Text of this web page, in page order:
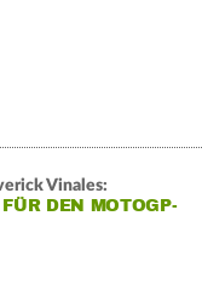
Vinales:
DEN MOTOGP-